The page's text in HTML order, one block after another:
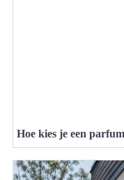
Hoe kies je een